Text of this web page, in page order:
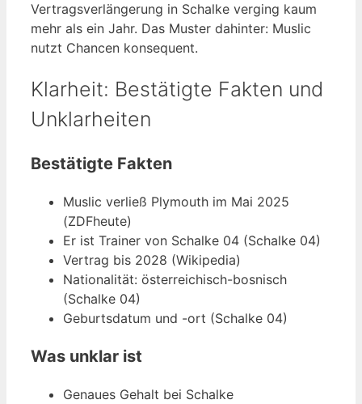
Vertragsverlängerung in Schalke verging kaum
mehr als ein Jahr. Das Muster dahinter: Muslic
nutzt Chancen konsequent.
Klarheit: Bestätigte Fakten und
Unklarheiten
Bestätigte Fakten
Muslic verließ Plymouth im Mai 2025
(ZDFheute)
Er ist Trainer von Schalke 04 (Schalke 04)
Vertrag bis 2028 (Wikipedia)
Nationalität: österreichisch-bosnisch
(Schalke 04)
Geburtsdatum und -ort (Schalke 04)
Was unklar ist
Genaues Gehalt bei Schalke